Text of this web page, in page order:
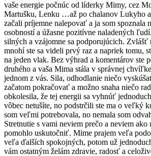
vaše energie počnúc od líderky Mimy, cez
Martušku, Lenku …až po chalanov Lukyho a
začali príjemne nalepovať a ja som spoznala
osobností a úžasne pozitívne naladených
silných a vzájomne sa podporujúcich. Zvlášť
mnohí ste sa videli prvý raz a napriek tomu,
na jeden vlak. Bez výhrad a komentárov ste
druhého a vaša Mima stála v správnej
jednom z vás. Sila, odhodlanie niečo
začatom pokračovať a možno snaha niečo
obkolesila, že tej energii sa vyhnúť
vôbec netušíte, no podstrčili ste ma o veľký
som veľmi potrebovala, no nemala som
Stretnutie s vami neviem prečo a neviem ako
pomohlo uskutočniť. Mime prajem veľa
veľa ďalších spokojných, potom už
vám ostatným želám zdravie, radosť a